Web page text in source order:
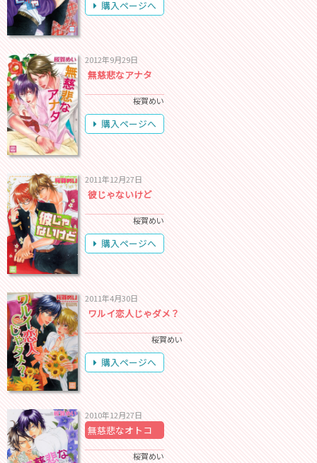
購入ページへ
2012年9月29日
無慈悲なアナタ
桜賀めい
購入ページへ
2011年12月27日
彼じゃないけど
桜賀めい
購入ページへ
2011年4月30日
ワルイ恋人じゃダメ？
桜賀めい
購入ページへ
2010年12月27日
無慈悲なオトコ
桜賀めい